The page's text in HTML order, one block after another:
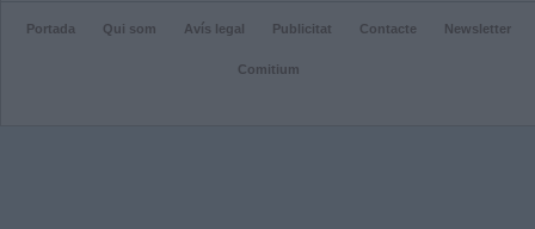
Portada Qui som Avís legal Publicitat Contacte Newsletter
Comitium